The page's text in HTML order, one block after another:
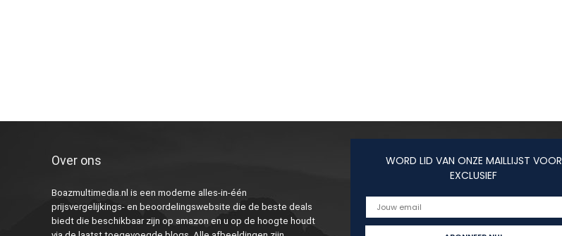
Over ons
Boazmultimedia.nl is een moderne alles-in-één
prijsvergelijkings- en beoordelingswebsite die de beste deals
biedt die beschikbaar zijn op amazon en u op de hoogte houdt
WORD LID VAN ONZE MAILLIJST VOOR
EXCLUSIEF